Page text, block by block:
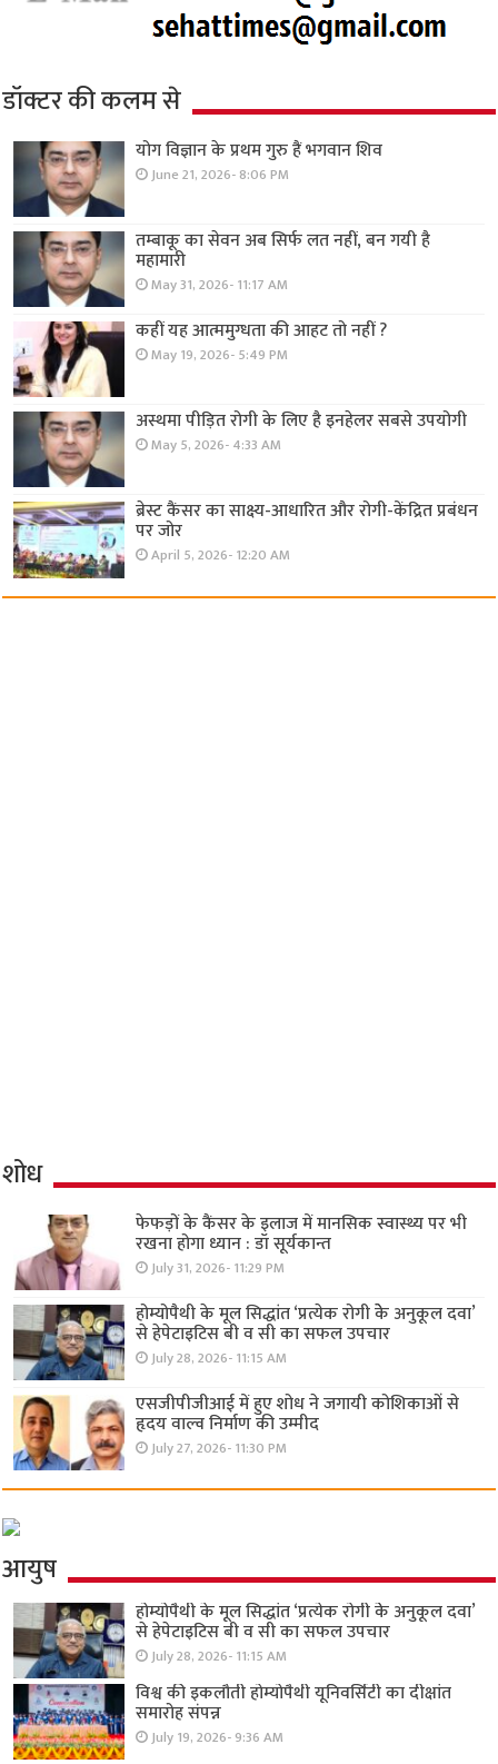
डॉक्टर की कलम से
योग विज्ञान के प्रथम गुरु हैं भगवान शिव
June 21, 2026- 8:06 PM
तम्बाकू का सेवन अब सिर्फ लत नहीं, बन गयी है
महामारी
May 31, 2026- 11:17 AM
कहीं यह आत्ममुग्धता की आहट तो नहीं ?
May 19, 2026- 5:49 PM
अस्थमा पीड़ित रोगी के लिए है इनहेलर सबसे उपयोगी
May 5, 2026- 4:33 AM
ब्रेस्ट कैंसर का साक्ष्य-आधारित और रोगी-केंद्रित प्रबंधन
पर जोर
April 5, 2026- 12:20 AM
शोध
फेफड़ों के कैंसर के इलाज में मानसिक स्वास्थ्य पर भी
रखना होगा ध्यान : डॉ सूर्यकान्त
July 31, 2026- 11:29 PM
होम्योपैथी के मूल सिद्धांत ‘प्रत्येक रोगी केे अनुकूल दवा’
से हेपेटाइटिस बी व सी का सफल उपचार
July 28, 2026- 11:15 AM
एसजीपीजीआई में हुए शोध ने जगायी कोशिकाओं से
हृदय वाल्व निर्माण की उम्मीद
July 27, 2026- 11:30 PM
आयुष
होम्योपैथी के मूल सिद्धांत ‘प्रत्येक रोगी केे अनुकूल दवा’
से हेपेटाइटिस बी व सी का सफल उपचार
July 28, 2026- 11:15 AM
विश्व की इकलौती होम्योपैथी यूनिवर्सिटी का दीक्षांत
समारोह संपन्न
July 19, 2026- 9:36 AM